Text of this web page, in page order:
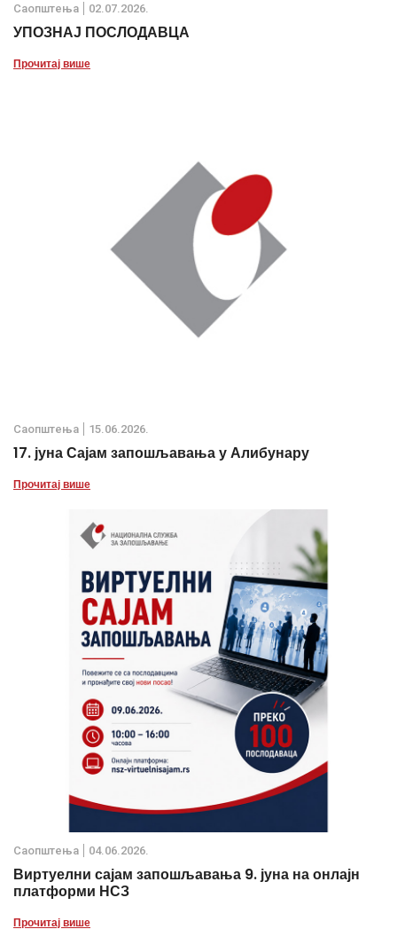
Саопштења 02.07.2026.
УПОЗНАЈ ПОСЛОДАВЦА
Прочитај више
Саопштења 15.06.2026.
17. јуна Сајам запошљавања у Алибунару
Прочитај више
Саопштења 04.06.2026.
Виртуелни сајам запошљавања 9. јуна на онлајн
платформи НСЗ
Прочитај више